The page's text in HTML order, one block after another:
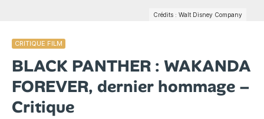
Crédits : Walt Disney Company
CRITIQUE FILM
BLACK PANTHER : WAKANDA
FOREVER, dernier hommage –
Critique